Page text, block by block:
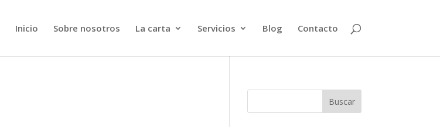
Inicio Sobre nosotros La carta Servicios Blog Contacto
Buscar